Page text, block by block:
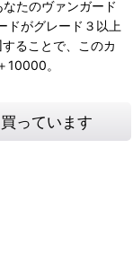
たのヴァンガード
ドがグレード３以上
ることで、このカ
10000。
っています